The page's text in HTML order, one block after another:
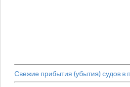
Свежие прибытия (убытия) судов в